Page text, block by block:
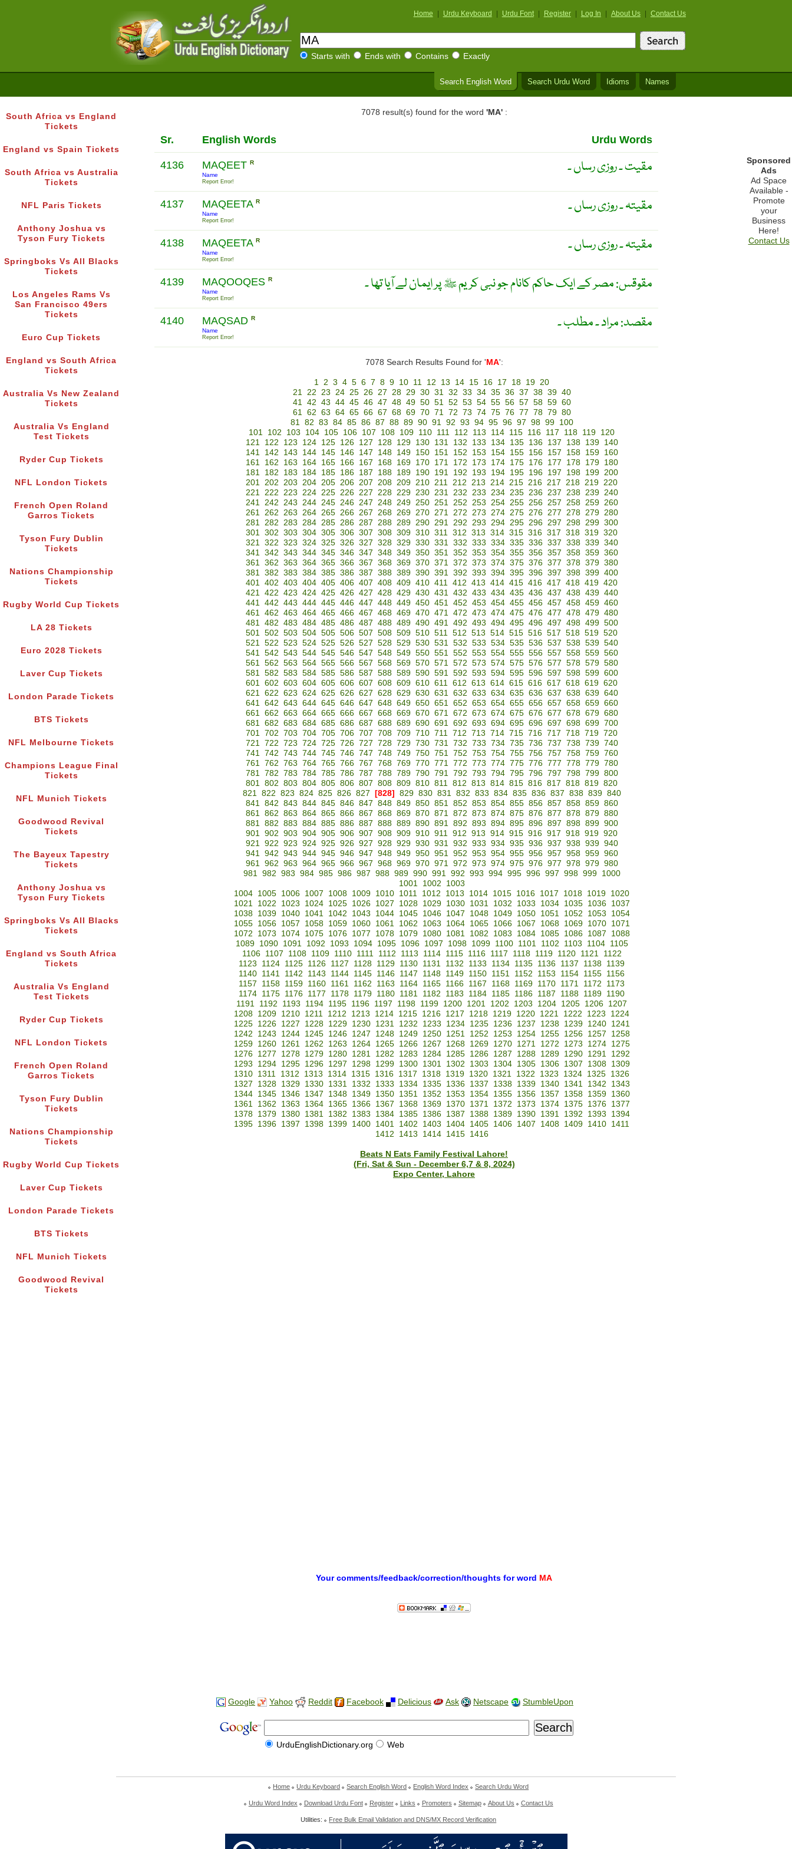
Home Urdu Keyboard Urdu Font Register Log In About Us Contact Us
Starts with Ends with Contains Exactly
Search English Word Search Urdu Word Idioms Names
South Africa vs England
Tickets
England vs Spain Tickets
South Africa vs Australia
Tickets
NFL Paris Tickets
Anthony Joshua vs
Tyson Fury Tickets
Springboks Vs All Blacks
Tickets
Los Angeles Rams Vs
San Francisco 49ers
Tickets
Euro Cup Tickets
England vs South Africa
Tickets
Australia Vs New Zealand
Tickets
Australia Vs England
Test Tickets
Ryder Cup Tickets
NFL London Tickets
French Open Roland
Garros Tickets
Tyson Fury Dublin
Tickets
Nations Championship
Tickets
Rugby World Cup Tickets
LA 28 Tickets
Euro 2028 Tickets
Laver Cup Tickets
London Parade Tickets
BTS Tickets
NFL Melbourne Tickets
Champions League Final
Tickets
NFL Munich Tickets
Goodwood Revival
Tickets
The Bayeux Tapestry
Tickets
Anthony Joshua vs
Tyson Fury Tickets
Springboks Vs All Blacks
Tickets
England vs South Africa
Tickets
Australia Vs England
Test Tickets
Ryder Cup Tickets
NFL London Tickets
French Open Roland
Garros Tickets
Tyson Fury Dublin
Tickets
Nations Championship
Tickets
Rugby World Cup Tickets
Laver Cup Tickets
London Parade Tickets
BTS Tickets
NFL Munich Tickets
Goodwood Revival
Tickets
7078 result(s) found for the word 'MA':
Sr. English Words Urdu Words
4136 MAQEET R
Name
Report Error!
مقیت ۔ روزی رساں ۔
4137 MAQEETA R
Name
Report Error!
مقیتہ ۔ روزی رساں ۔
4138 MAQEETA R
Name
Report Error!
مقیتہ ۔ روزی رساں ۔
4139 MAQOOQES R
Name
Report Error!
مقوقس: مصر کے ایک حاکم کانام جو نبی کریم ﷺ پر ایمان لے آیا تھا ۔
4140 MAQSAD R
Name
Report Error!
مقصد: مراد ۔ مطلب ۔
7078 Search Results Found for ' MA':
1 2 3 4 5 6 7 8 9 10 11 12 13 14 15 16 17 18 19 20
21 22 23 24 25 26 27 28 29 30 31 32 33 34 35 36 37 38 39 40
41 42 43 44 45 46 47 48 49 50 51 52 53 54 55 56 57 58 59 60
61 62 63 64 65 66 67 68 69 70 71 72 73 74 75 76 77 78 79 80
81 82 83 84 85 86 87 88 89 90 91 92 93 94 95 96 97 98 99
100
101 102 103 104 105 106 107 108 109 110 111 112 113 114 115 116 117 118 119 120
121
122 123 124 125 126 127 128 129 130 131 132 133 134 135 136 137 138 139
140
141
142 143 144 145 146 147 148 149 150 151 152 153 154 155 156 157 158 159
160
161
162 163 164 165 166 167 168 169 170 171 172 173 174 175 176 177 178 179
180
181
182 183 184 185 186 187 188 189 190 191 192 193 194 195 196 197 198 199 200
201 202 203 204 205 206 207 208 209 210 211 212 213 214 215 216 217 218 219 220
221 222 223 224 225 226 227 228 229 230 231 232 233 234 235 236 237 238 239 240
241 242 243 244 245 246 247 248 249 250 251 252 253 254 255 256 257 258 259 260
261 262 263 264 265 266 267 268 269 270 271 272 273 274 275 276 277 278 279 280
281 282 283 284 285 286 287 288 289 290 291 292 293 294 295 296 297 298 299 300
301 302 303 304 305 306 307 308 309 310 311 312 313 314 315 316 317 318 319 320
321 322 323 324 325 326 327 328 329 330 331 332 333 334 335 336 337 338 339 340
341 342 343 344 345 346 347 348 349 350 351 352 353 354 355 356 357 358 359 360
361 362 363 364 365 366 367 368 369 370 371 372 373 374 375 376 377 378 379 380
381 382 383 384 385 386 387 388 389 390 391 392 393 394 395 396 397 398 399 400
401 402 403 404 405 406 407 408 409 410 411 412 413 414 415 416 417 418 419 420
421 422 423 424 425 426 427 428 429 430 431 432 433 434 435 436 437 438 439 440
441 442 443 444 445 446 447 448 449 450 451 452 453 454 455 456 457 458 459 460
461 462 463 464 465 466 467 468 469 470 471 472 473 474 475 476 477 478 479 480
481 482 483 484 485 486 487 488 489 490 491 492 493 494 495 496 497 498 499 500
501 502 503 504 505 506 507 508 509 510 511 512 513 514 515 516 517 518 519 520
521 522 523 524 525 526 527 528 529 530 531 532 533 534 535 536 537 538 539 540
541 542 543 544 545 546 547 548 549 550 551 552 553 554 555 556 557 558 559 560
561 562 563 564 565 566 567 568 569 570 571 572 573 574 575 576 577 578 579 580
581 582 583 584 585 586 587 588 589 590 591 592 593 594 595 596 597 598 599 600
601 602 603 604 605 606 607 608 609 610 611 612 613 614 615 616 617 618 619 620
621 622 623 624 625 626 627 628 629 630 631 632 633 634 635 636 637 638 639 640
641 642 643 644 645 646 647 648 649 650 651 652 653 654 655 656 657 658 659 660
661 662 663 664 665 666 667 668 669 670 671 672 673 674 675 676 677 678 679 680
681 682 683 684 685 686 687 688 689 690 691 692 693 694 695 696 697 698 699 700
701 702 703 704 705 706 707 708 709 710 711 712 713 714 715 716 717 718 719 720
721 722 723 724 725 726 727 728 729 730 731 732 733 734 735 736 737 738 739 740
741 742 743 744 745 746 747 748 749 750 751 752 753 754 755 756 757 758 759 760
761 762 763 764 765 766 767 768 769 770 771 772 773 774 775 776 777 778 779 780
781 782 783 784 785 786 787 788 789 790 791 792 793 794 795 796 797 798 799 800
801 802 803 804 805 806 807 808 809 810 811 812 813 814 815 816 817 818 819 820
821 822 823 824 825 826 827 [828] 829 830 831 832 833 834 835 836 837 838 839 840
841 842 843 844 845 846 847 848 849 850 851 852 853 854 855 856 857 858 859 860
861 862 863 864 865 866 867 868 869 870 871 872 873 874 875 876 877 878 879 880
881 882 883 884 885 886 887 888 889 890 891 892 893 894 895 896 897 898 899 900
901 902 903 904 905 906 907 908 909 910 911 912 913 914 915 916 917 918 919 920
921 922 923 924 925 926 927 928 929 930 931 932 933 934 935 936 937 938 939 940
941 942 943 944 945 946 947 948 949 950 951 952 953 954 955 956 957 958 959 960
961 962 963 964 965 966 967 968 969 970 971 972 973 974 975 976 977 978 979 980
981 982 983 984 985 986 987 988 989 990 991 992 993 994 995 996 997 998 999
1000
1001
1002
1003
1004 1005 1006 1007 1008 1009 1010 1011 1012 1013 1014 1015 1016 1017 1018 1019 1020
1021
1022 1023 1024 1025 1026 1027 1028 1029 1030 1031 1032 1033 1034 1035 1036
1037
1038
1039 1040 1041 1042 1043 1044 1045 1046 1047 1048 1049 1050 1051 1052 1053
1054
1055
1056 1057 1058 1059 1060 1061 1062 1063 1064 1065 1066 1067 1068 1069 1070
1071
1072
1073 1074 1075 1076 1077 1078 1079 1080 1081 1082 1083 1084 1085 1086 1087
1088
1089
1090 1091 1092 1093 1094 1095 1096 1097 1098 1099 1100 1101 1102 1103 1104
1105
1106
1107 1108 1109 1110 1111 1112 1113 1114 1115 1116 1117 1118 1119 1120 1121
1122
1123
1124 1125 1126 1127 1128 1129 1130 1131 1132 1133 1134 1135 1136 1137 1138 1139
1140 1141 1142 1143 1144 1145 1146 1147 1148 1149 1150 1151 1152 1153 1154 1155 1156
1157
1158 1159 1160 1161 1162 1163 1164 1165 1166 1167 1168 1169 1170 1171 1172
1173
1174 1175 1176 1177 1178 1179 1180 1181 1182 1183 1184 1185 1186 1187 1188 1189 1190
1191 1192 1193 1194 1195 1196 1197 1198 1199 1200 1201 1202 1203 1204 1205 1206 1207
1208 1209 1210 1211 1212 1213 1214 1215 1216 1217 1218 1219 1220 1221 1222 1223
1224
1225
1226 1227 1228 1229 1230 1231 1232 1233 1234 1235 1236 1237 1238 1239 1240
1241
1242
1243 1244 1245 1246 1247 1248 1249 1250 1251 1252 1253 1254 1255 1256 1257
1258
1259
1260 1261 1262 1263 1264 1265 1266 1267 1268 1269 1270 1271 1272 1273 1274
1275
1276
1277 1278 1279 1280 1281 1282 1283 1284 1285 1286 1287 1288 1289 1290 1291
1292
1293
1294 1295 1296 1297 1298 1299 1300 1301 1302 1303 1304 1305 1306 1307 1308
1309
1310 1311 1312 1313 1314 1315 1316 1317 1318 1319 1320 1321 1322 1323 1324 1325 1326
1327
1328 1329 1330 1331 1332 1333 1334 1335 1336 1337 1338 1339 1340 1341 1342
1343
1344
1345 1346 1347 1348 1349 1350 1351 1352 1353 1354 1355 1356 1357 1358 1359
1360
1361
1362 1363 1364 1365 1366 1367 1368 1369 1370 1371 1372 1373 1374 1375 1376
1377
1378
1379 1380 1381 1382 1383 1384 1385 1386 1387 1388 1389 1390 1391 1392 1393
1394
1395 1396 1397 1398 1399 1400 1401 1402 1403 1404 1405 1406 1407 1408 1409 1410 1411
1412
1413 1414 1415 1416
Beats N Eats Family Festival Lahore!
(Fri, Sat & Sun - December 6,7 & 8, 2024)
Expo Center, Lahore
Your comments/feedback/correction/thoughts for word MA
Sponsored
Ads
Ad Space
Available -
Promote
your
Business
Here!
Contact Us
Google Yahoo Reddit Facebook Delicious Ask Netscape StumbleUpon
UrduEnglishDictionary.org Web
Home Urdu Keyboard Search English Word English Word Index Search Urdu Word
Urdu Word Index Download Urdu Font Register Links Promoters Sitemap About Us Contact Us
Utilities: Free Bulk Email Validation and DNS/MX Record Verification